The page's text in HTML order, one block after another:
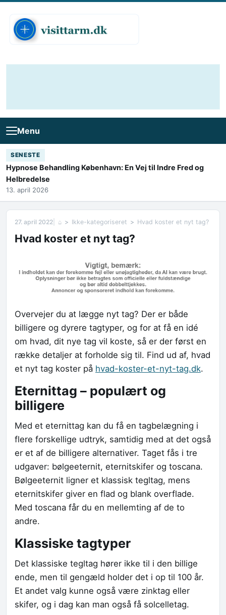
Menu
SENESTE
Hypnose Behandling København: En Vej til Indre Fred og
Helbredelse
13. april 2026
27. april 2022 ⌂ Ikke-kategoriseret Hvad koster et nyt tag?
Hvad koster et nyt tag?
Overvejer du at lægge nyt tag? Der er både
billigere og dyrere tagtyper, og for at få en idé
om hvad, dit nye tag vil koste, så er der først en
række detaljer at forholde sig til. Find ud af, hvad
et nyt tag koster på hvad-koster-et-nyt-tag.dk.
Eternittag – populært og
billigere
Med et eternittag kan du få en tagbelægning i
flere forskellige udtryk, samtidig med at det også
er et af de billigere alternativer. Taget fås i tre
udgaver: bølgeeternit, eternitskifer og toscana.
Bølgeeternit ligner et klassisk tegltag, mens
eternitskifer giver en flad og blank overflade.
Med toscana får du en mellemting af de to
andre.
Klassiske tagtyper
Det klassiske tegltag hører ikke til i den billige
ende, men til gengæld holder det i op til 100 år.
Et andet valg kunne også være zinktag eller
skifer, og i dag kan man også få solcelletag.